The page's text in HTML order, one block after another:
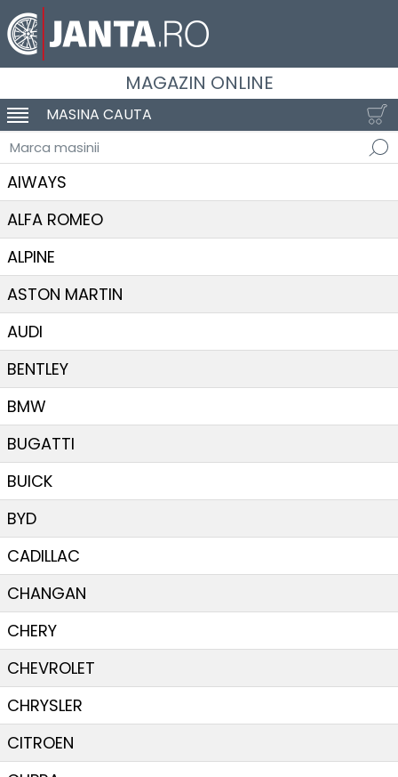
MAGAZIN ONLINE
SCHIMBA NAVIGAREA
MASINA CAUTA
Marca masinii
AIWAYS
ALFA ROMEO
ALPINE
ASTON MARTIN
AUDI
BENTLEY
BMW
BUGATTI
BUICK
BYD
CADILLAC
CHANGAN
CHERY
CHEVROLET
CHRYSLER
CITROEN